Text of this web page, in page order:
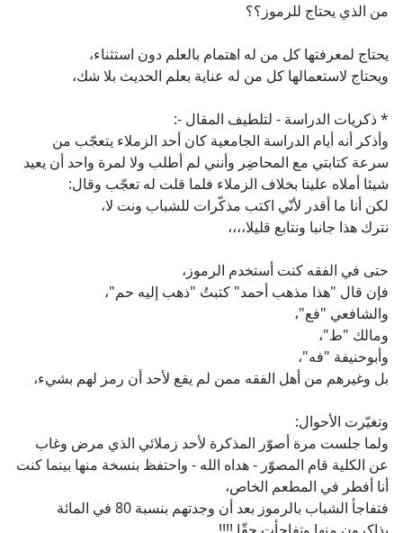
من الذي يحتاج للرموز؟؟
يحتاج لمعرفتها كل من له اهتمام بالعلم دون استثناء،
ويحتاج لاستعمالها كل من له عناية بعلم الحديث بلا شك،
* ذكريات الدراسة - لتلطيف المقال -:
وأذكر أنه أيام الدراسة الجامعية كان أحد الزملاء يتعجّب من
سرعة كتابتي مع المحاضِر وأنني لم أطلب ولا لمرة واحد أن يعيد
شيئا أملاه علينا بخلاف الزملاء فلما قلت له تعجّب وقال:
لكن أنا ما أقدر لأنّي اكتب مذكّرات للشباب ونت لا،
نترك هذا جانبا ونتابع قليلا،،،،
حتى في الفقه كنت أستخدم الرموز،
فإن قال "هذا مذهب أحمد" كتبتُ "ذهب إليه حم"،
والشافعي "فع"،
ومالك "ط"،
وأبوحنيفة "فه"،
بل وغيرهم من أهل الفقه ممن لم يقع لأحد أن رمز لهم بشيء،
وتغيّرت الأحوال:
ولما جلست مرة أصوّر المذكرة لأحد زملائي الذي مرض وغاب
عن الكلية قام المصوّر - هداه الله - واحتفظ بنسخة منها بينما كنت
أنا أفطر في المطعم الخاص،
فتفاجأ الشباب بالرموز بعد أن وجدتهم بنسبة 80 في المائة